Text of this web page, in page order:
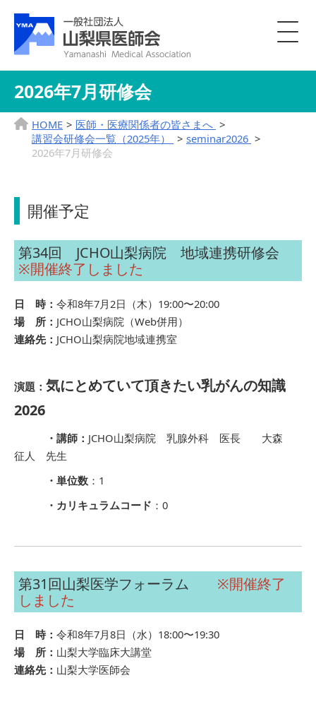
2026年7月研修会
HOME
医師・医療関係者の皆さまへ
講習会研修会一覧（2025年）
seminar2026
2026年7月研修会
開催予定
第34回 JCHO山梨病院 地域連携研修会
※開催終了しました
日 時： 令和8年7月2日（木）19:00〜20:00
場 所： JCHO山梨病院（Web併用）
連絡先： JCHO山梨病院地域連携室
演題： 気にとめていて頂きたい乳がんの知識
2026
・講師： JCHO山梨病院 乳腺外科 医長 大森
征人 先生
・単位数 ：1
・カリキュラムコード ：0
第31回山梨医学フォーラム ※開催終了
しました
日 時： 令和8年7月8日（水）18:00〜19:30
場 所： 山梨大学臨床大講堂
連絡先： 山梨大学医師会